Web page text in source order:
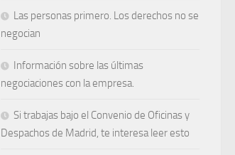
Las personas primero. Los derechos no se
negocian
Información sobre las últimas
negociaciones con la empresa.
Si trabajas bajo el Convenio de Oficinas y
Despachos de Madrid, te interesa leer esto